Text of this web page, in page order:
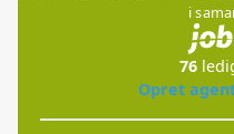
i
76
Opret